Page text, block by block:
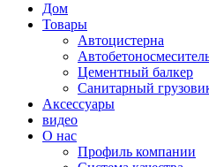
Дом
Товары
Автоцистерна
Цементный балкер
Санитарный
Аксессуары
видео
О нас
Профиль компании